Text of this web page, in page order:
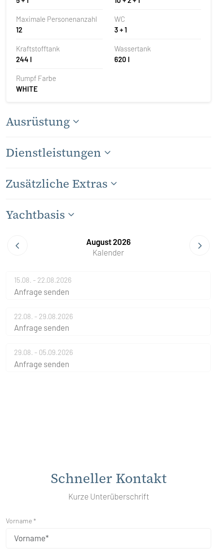
Maximale Personenanzahl
12
WC
3 + 1
Kraftstofftank
244 l
Wassertank
620 l
Rumpf Farbe
WHITE
Ausrüstung
Dienstleistungen
Zusätzliche Extras
Yachtbasis
August 2026
Kalender
15.08. - 22.08.2026
Anfrage senden
22.08. - 29.08.2026
Anfrage senden
29.08. - 05.09.2026
Anfrage senden
Schneller Kontakt
Kurze Unterüberschrift
Vorname *